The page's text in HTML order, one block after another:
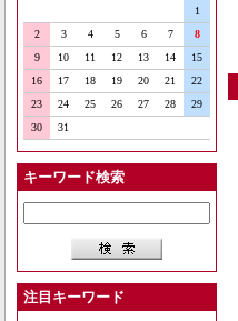
1
2
3 4 5 6 7
8
9
10 11 12 13 14
15
16
17 18 19 20 21
22
23
24 25 26 27 28
29
30
31
キーワード検索
注目キーワード